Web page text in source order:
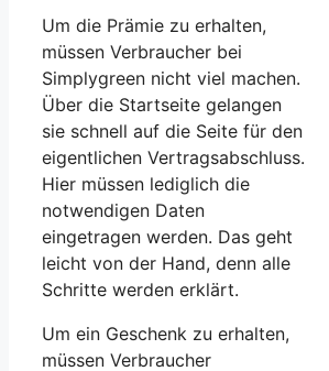
Um die Prämie zu erhalten,
müssen Verbraucher bei
Simplygreen nicht viel machen.
Über die Startseite gelangen
sie schnell auf die Seite für den
eigentlichen Vertragsabschluss.
Hier müssen lediglich die
notwendigen Daten
eingetragen werden. Das geht
leicht von der Hand, denn alle
Schritte werden erklärt.
Um ein Geschenk zu erhalten,
müssen Verbraucher